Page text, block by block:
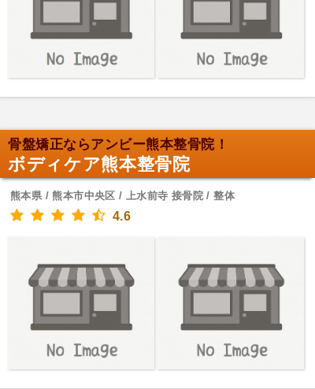
骨盤矯正ならアンビー熊本整骨院！
ボディケア熊本整骨院
熊本県 / 熊本市中央区 / 上水前寺 接骨院 / 整体
4.6